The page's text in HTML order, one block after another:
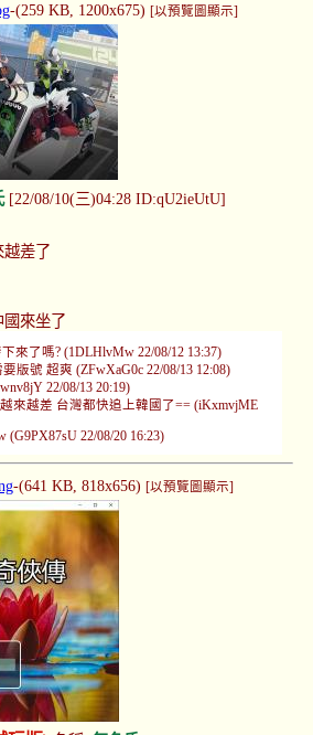
-(259 KB, 1200x675) [以預覽圖顯示]
[22/08/10(三)04:28 ID:qU2ieUtU]
越差了
來坐了
來了嗎? (1DLHlvMw 22/08/12 13:37)
版號 超爽 (ZFwXaG0c 22/08/13 12:08)
22/08/13 20:19)
來越差 台灣都快追上韓國了== (iKxmvjME
22/08/20 16:23)
-(641 KB, 818x656) [以預覽圖顯示]